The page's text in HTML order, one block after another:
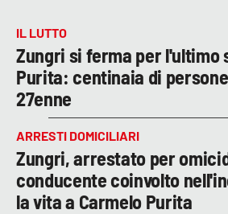
IL LUTTO
Zungri si ferma per l'ultimo
Purita: centinaia di
27enne
ARRESTI DOMICILIARI
Zungri, arrestato per
conducente coinvolto
la vita a Carmelo Purita